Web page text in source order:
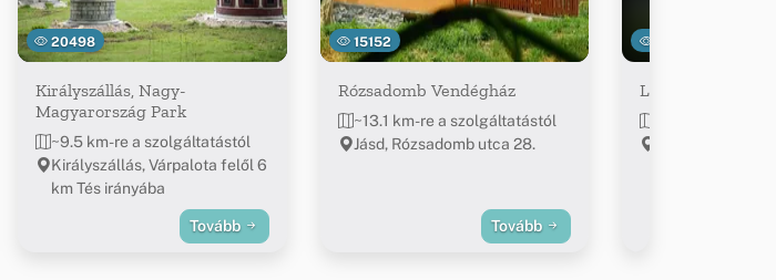
20498
Királyszállás, Nagy-
Magyarország Park
~9.5 km-re a szolgáltatástól
Királyszállás, Várpalota felől 6
km Tés irányába
Tovább
15152
Rózsadomb Vendégház
~13.1 km-re a szolgáltatástól
Jásd, Rózsadomb utca 28.
Tovább
Lovas Major